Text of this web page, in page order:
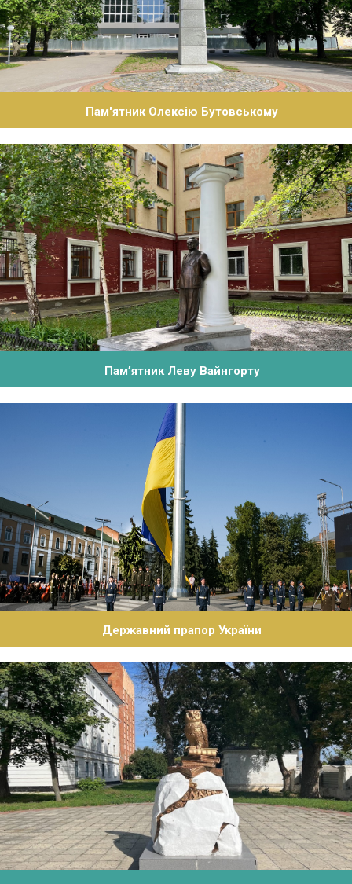
Пам'ятник Олексію Бутовському
Пам’ятник Леву Вайнгорту
Державний прапор України